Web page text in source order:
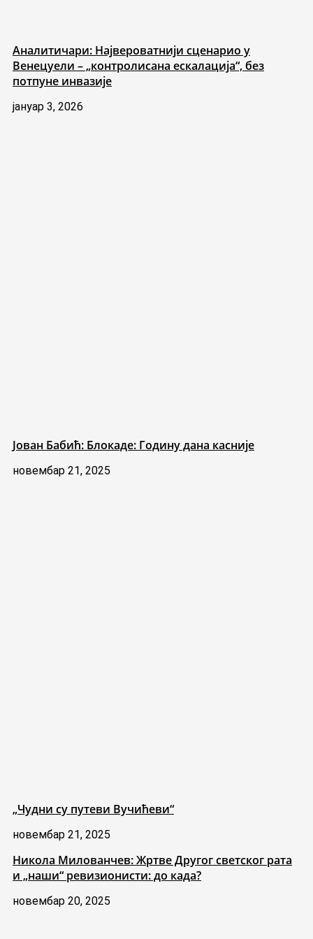
Аналитичари: Највероватнији сценарио у
Венецуели – „контролисана ескалација“, без
потпуне инвазије
јануар 3, 2026
Јован Бабић: Блокаде: Годину дана касније
новембар 21, 2025
„Чудни су путеви Вучићеви“
новембар 21, 2025
Никола Милованчев: Жртве Другог светског рата
и „наши“ ревизионисти: до када?
новембар 20, 2025